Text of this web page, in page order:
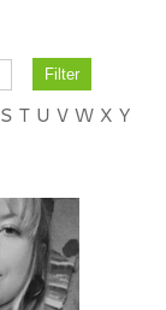
S T U V W X Y